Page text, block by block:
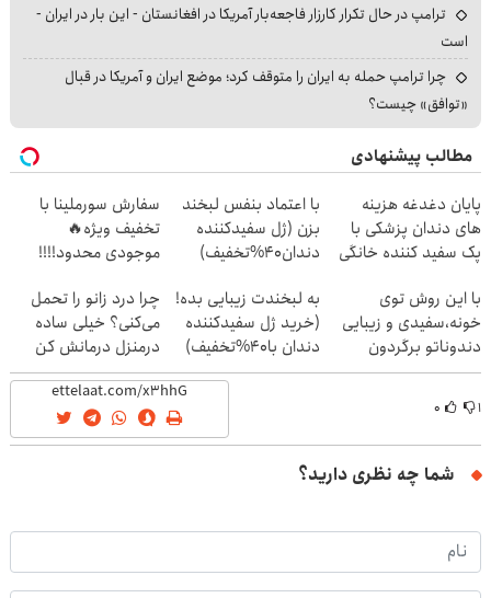
ترامپ در حال تکرار کارزار فاجعه‌بار آمریکا در افغانستان - این بار در ایران -
است
چرا ترامپ حمله به ایران را متوقف کرد؛ موضع ایران و آمریکا در قبال
«توافق» چیست؟
مطالب پیشنهادی
پایان دغدغه هزینه
های دندان پزشکی با
پک سفید کننده خانگی
با اعتماد بنفس لبخند
بزن (ژل سفیدکننده
دندان40%تخفیف)
سفارش سورملینا با
تخفیف ویژه🔥
موجودی محدود!!!!
با این روش توی
خونه،سفیدی و زیبایی
دندوناتو برگردون
(40%off)
به لبخندت زیبایی بده!
(خرید ژل سفیدکننده
دندان با40%تخفیف)
چرا درد زانو را تحمل
می‌کنی؟ خیلی ساده
درمنزل درمانش کن
۱ ۰
شما چه نظری دارید؟